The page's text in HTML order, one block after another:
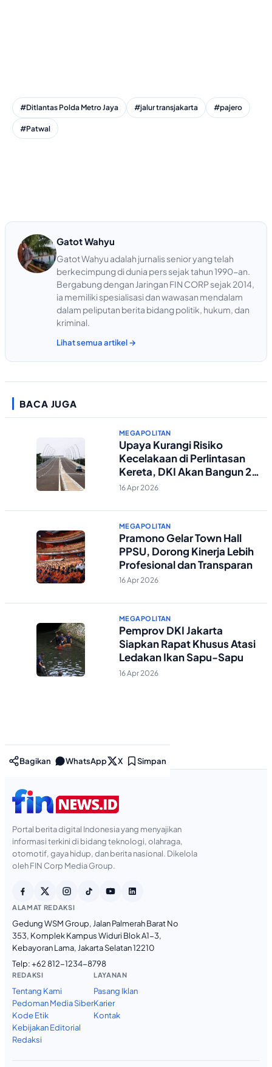
#Ditlantas Polda Metro Jaya #jalur transjakarta #pajero
#Patwal
Gatot Wahyu
Gatot Wahyu adalah jurnalis senior yang telah
berkecimpung di dunia pers sejak tahun 1990-an.
Bergabung dengan Jaringan FIN CORP sejak 2014,
ia memiliki spesialisasi dan wawasan mendalam
dalam peliputan berita bidang politik, hukum, dan
kriminal.
Lihat semua artikel →
BACA JUGA
MEGAPOLITAN
Upaya Kurangi Risiko
Kecelakaan di Perlintasan
Kereta, DKI Akan Bangun 2
Flyover Baru
16 Apr 2026
MEGAPOLITAN
Pramono Gelar Town Hall
PPSU, Dorong Kinerja Lebih
Profesional dan Transparan
16 Apr 2026
MEGAPOLITAN
Pemprov DKI Jakarta
Siapkan Rapat Khusus Atasi
Ledakan Ikan Sapu-Sapu
16 Apr 2026
Bagikan WhatsApp X Simpan
Portal berita digital Indonesia yang menyajikan
informasi terkini di bidang teknologi, olahraga,
otomotif, gaya hidup, dan berita nasional. Dikelola
oleh FIN Corp Media Group.
ALAMAT REDAKSI
Gedung WSM Group, Jalan Palmerah Barat No
353, Komplek Kampus Widuri Blok A1-3,
Kebayoran Lama, Jakarta Selatan 12210
Telp:+62 812-1234-8798
REDAKSI
Tentang Kami
Pedoman Media Siber
Kode Etik
Kebijakan Editorial
Redaksi
LAYANAN
Pasang Iklan
Karier
Kontak